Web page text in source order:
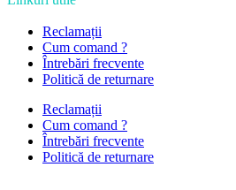
Reclamații
Cum comand ?
Întrebări frecvente
Politică de returnare
Reclamații
Cum comand ?
Întrebări frecvente
Politică de returnare